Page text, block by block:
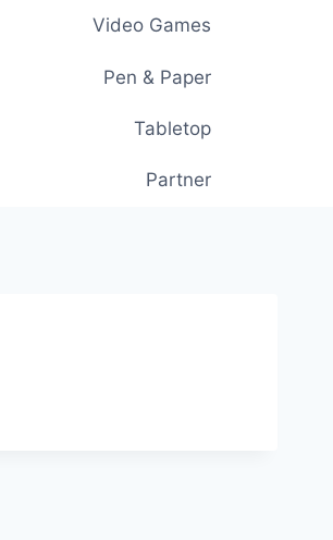
Video Games
Pen & Paper
Tabletop
Partner